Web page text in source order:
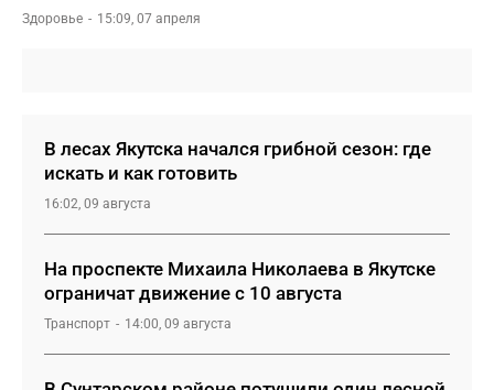
Здоровье 15:09, 07 апреля
В лесах Якутска начался грибной сезон: где
искать и как готовить
16:02, 09 августа
На проспекте Михаила Николаева в Якутске
ограничат движение с 10 августа
Транспорт 14:00, 09 августа